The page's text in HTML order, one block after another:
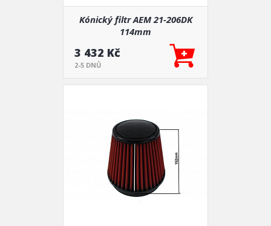
Kónický filtr AEM 21-206DK
114mm
3 432 Kč
2-5 DNŮ